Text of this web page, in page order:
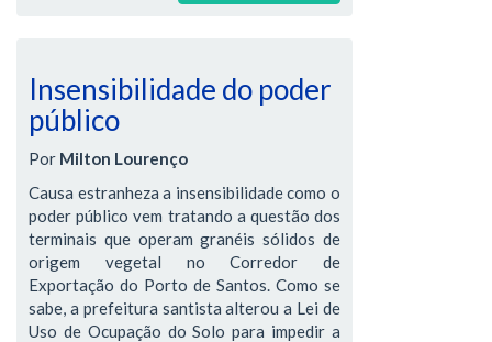
Insensibilidade do poder
público
Por Milton Lourenço
Causa estranheza a insensibilidade como o
poder público vem tratando a questão dos
terminais que operam granéis sólidos de
origem vegetal no Corredor de
Exportação do Porto de Santos. Como se
sabe, a prefeitura santista alterou a Lei de
Uso de Ocupação do Solo para impedir a